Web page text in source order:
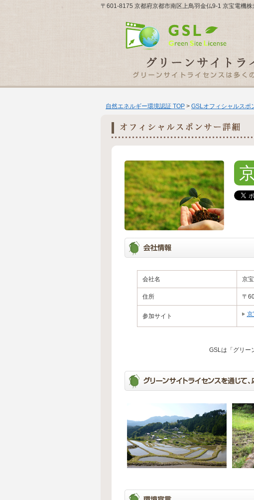
〒601-8175 京都府京都市南区上鳥羽金仏9-1 京宝電機株
自然エネルギー環境認証 TOP > GSLオフィシャルスポ
会社名 京
住所 〒
参加サイト 京
GSLは「グリー